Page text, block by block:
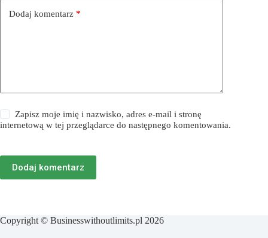
Dodaj komentarz *
Zapisz moje imię i nazwisko, adres e-mail i stronę
internetową w tej przeglądarce do następnego komentowania.
Dodaj komentarz
Copyright © Businesswithoutlimits.pl 2026